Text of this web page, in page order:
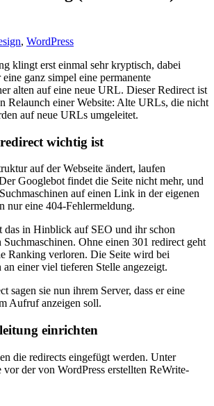
, WordPress
klingt erst einmal sehr kryptisch, dabei
ganz simpel eine permanente
alten auf eine neue URL. Dieser Redirect ist
Relaunch einer Website: Alte URLs, die nicht
auf neue URLs umgeleitet.
wichtig ist
auf der Webseite ändert, laufen
Googlebot findet die Seite nicht mehr, und
auf einen Link in der eigenen
nur eine 404-Fehlermeldung.
das in Hinblick auf SEO und ihr schon
Ohne einen 301 redirect geht
Ranking verloren. Die Seite wird bei
an einer viel tieferen Stelle angezeigt.
sagen sie nun ihrem Server, dass er eine
Aufruf anzeigen soll.
einrichten
die redirects eingefügt werden. Unter
vor der von WordPress erstellten ReWrite-